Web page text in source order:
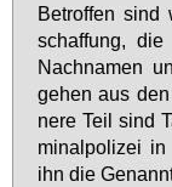
Be­trof­fen sind
schaf­fung,
Nach­na­men
ge­hen aus
ne­re Teil sind
mi­nal­po­li­zei
ihn die